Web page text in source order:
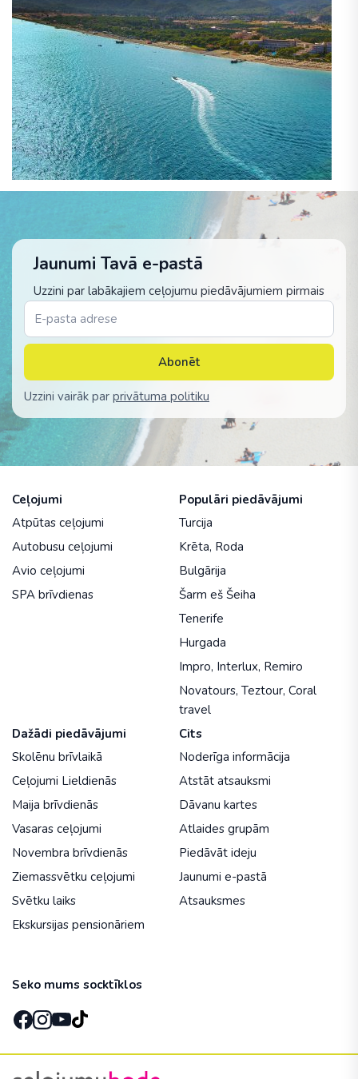
Jaunumi Tavā e-pastā
Uzzini par labākajiem ceļojumu piedāvājumiem pirmais
Abonēt
Uzzini vairāk par privātuma politiku
Ceļojumi
Atpūtas ceļojumi
Autobusu ceļojumi
Avio ceļojumi
SPA brīvdienas
Populāri piedāvājumi
Turcija
Krēta, Roda
Bulgārija
Šarm eš Šeiha
Tenerife
Hurgada
Impro, Interlux, Remiro
Novatours, Teztour, Coral
travel
Dažādi piedāvājumi
Skolēnu brīvlaikā
Ceļojumi Lieldienās
Maija brīvdienās
Vasaras ceļojumi
Novembra brīvdienās
Ziemassvētku ceļojumi
Svētku laiks
Ekskursijas pensionāriem
Cits
Noderīga informācija
Atstāt atsauksmi
Dāvanu kartes
Atlaides grupām
Piedāvāt ideju
Jaunumi e-pastā
Atsauksmes
Seko mums socktīklos